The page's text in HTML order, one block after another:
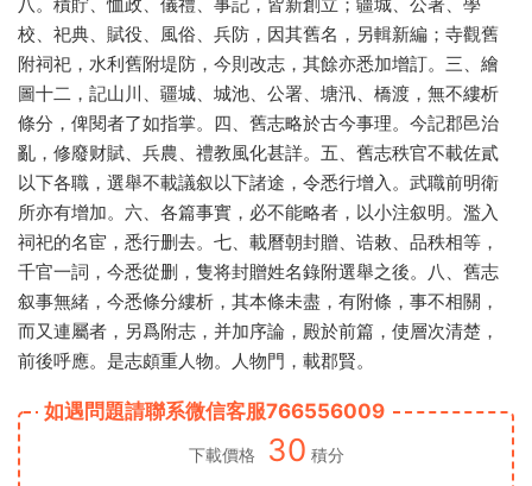
校、祀典、賦役、風俗、兵防，因其舊名，另輯新編；寺觀舊
附祠祀，水利舊附堤防，今則改志，其餘亦悉加增訂。三、繪
圖十二，記山川、疆城、城池、公署、塘汛、橋渡，無不縷析
條分，俾閱者了如指掌。四、舊志略於古今事理。今記郡邑治
亂，修廢财賦、兵農、禮教風化甚詳。五、舊志秩官不載佐貳
以下各職，選舉不載議叙以下諸途，令悉行增入。武職前明衛
所亦有增加。六、各篇事實，必不能略者，以小注叙明。濫入
祠祀的名宦，悉行删去。七、載曆朝封贈、诰敕、品秩相等，
千官一詞，今悉從删，隻将封贈姓名錄附選舉之後。八、舊志
叙事無緒，今悉條分縷析，其本條未盡，有附條，事不相關，
而又連屬者，另爲附志，并加序論，殿於前篇，使層次清楚，
前後呼應。是志頗重人物。人物門，載郡賢。
如遇問題請聯系微信客服766556009
下載價格 30 積分